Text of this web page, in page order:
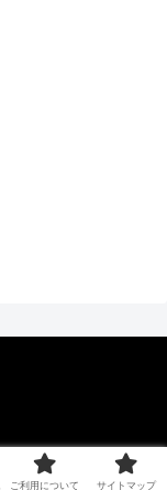
Reserved.
ご利用について サイトマップ